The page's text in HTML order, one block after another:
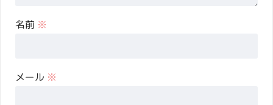
名前 ※
メール ※